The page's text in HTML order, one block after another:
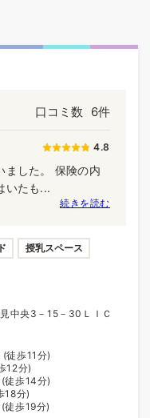
口コミ数 6件
4.8
ました。 保険の内
いたも...
続きを読む
授乳スペース
中央3－15－30ＬＩＣ
徒歩11分)
12分)
徒歩14分)
18分)
徒歩19分)